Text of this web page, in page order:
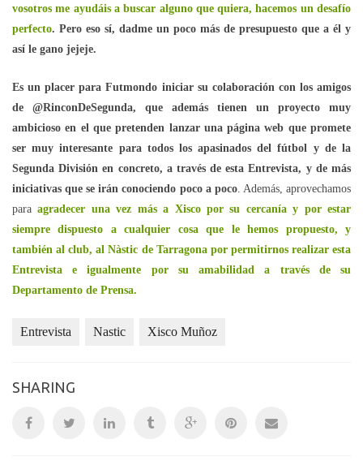
vosotros me ayudáis a buscar alguno que quiera, hacemos un desafío
perfecto. Pero eso sí, dadme un poco más de presupuesto que a él y
así le gano jejeje.
Es un placer para Futmondo iniciar su colaboración con los amigos
de @RinconDeSegunda, que además tienen un proyecto muy
ambicioso en el que pretenden lanzar una página web que promete
ser muy interesante para todos los apasinados del fútbol y de la
Segunda División en concreto, a través de esta Entrevista, y de más
iniciativas que se irán conociendo poco a poco. Además, aprovechamos
paraagradecer una vez más a Xisco por su cercanía y por estar
siempre dispuesto a cualquier cosa que le hemos propuesto, y
también al club, al Nàstic de Tarragona por permitirnos realizar esta
Entrevista e igualmente por su amabilidad a través de su
Departamento de Prensa.
Entrevista Nastic Xisco Muñoz
SHARING